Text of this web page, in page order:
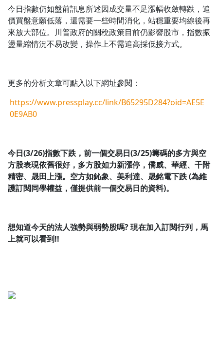
今日指數仍如盤前訊息所述因成交量不足漲幅收斂轉跌，追
價買盤意願低落，還需要一些時間消化，站穩重要均線後再
來放大部位。川普政府的關稅政策目前仍影響股市，指數振
盪量縮情況不易改變，操作上不需追高採低接方式。
更多的分析文章可點入以下網址參閱：
https://www.pressplay.cc/link/B65295D284?oid=AE5E
0E9AB0
今日(3/26)指數下跌，前一個交易日(3/25)籌碼的多方與空
方股表現依舊很好，多方股如力新漲停，僑威、華經、千附
精密、晟田上漲。空方如鈊象、美利達、晟銘電下跌 (為維
護訂閱同學權益，僅提供前一個交易日的資料)。
想知道今天的法人強勢與弱勢股嗎?現在加入訂閱行列，馬
上就可以看到!!